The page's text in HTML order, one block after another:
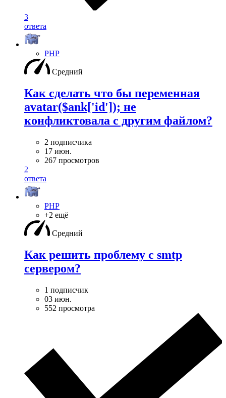
3
ответа
PHP
Средний
Как сделать что бы переменная
avatar($ank['id']); не
конфликтовала с другим файлом?
2 подписчика
17 июн.
267 просмотров
2
ответа
PHP
+2 ещё
Средний
Как решить проблему с smtp
сервером?
1 подписчик
03 июн.
552 просмотра